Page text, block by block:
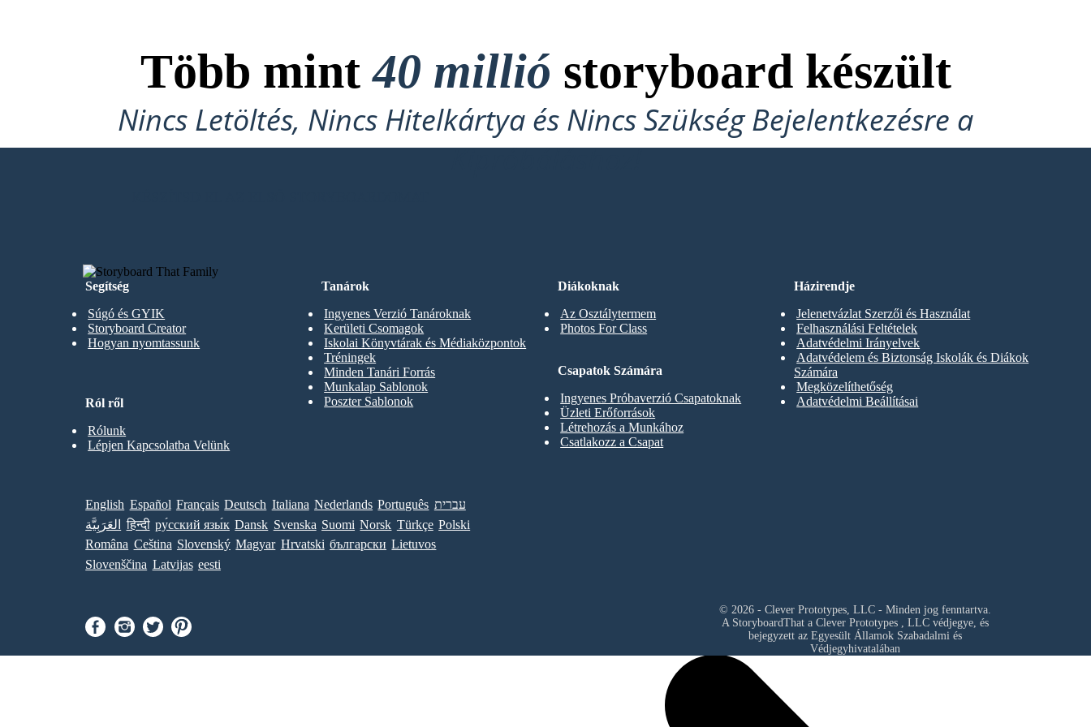
Több mint40 millió storyboard készült
Nincs Letöltés, Nincs Hitelkártya és Nincs Szükség Bejelentkezésre a
Kipróbáláshoz!
Segítség
Súgó és GYIK
Storyboard Creator
Hogyan nyomtassunk
Diákoknak
Az Osztálytermem
Photos For Class
Tanárok
Ingyenes Verzió Tanároknak
Kerületi Csomagok
Iskolai Könyvtárak és Médiaközpontok
Tréningek
Minden Tanári Forrás
Munkalap Sablonok
Poszter Sablonok
Csapatok Számára
Ingyenes Próbaverzió Csapatoknak
Üzleti Erőforrások
Létrehozás a Munkához
Csatlakozz a Csapat
Ról ről
Rólunk
Lépjen Kapcsolatba Velünk
Házirendje
Jelenetvázlat Szerzői és Használat
Felhasználási Feltételek
Adatvédelmi Irányelvek
Adatvédelem és Biztonság Iskolák és Diákok
Számára
Megközelíthetőség
Adatvédelmi Beállításai
English Español Français Deutsch Italiana Nederlands Português עברית
العَرَبِيَّة
हिन्दी ру́сский язы́к Dansk Svenska Suomi Norsk Türkçe Polski
Româna Ceština Slovenský Magyar Hrvatski български Lietuvos
Slovenščina Latvijas eesti
© 2026 - Clever Prototypes, LLC - Minden jog fenntartva.
A StoryboardThat a Clever Prototypes , LLC védjegye, és
bejegyzett az Egyesült Államok Szabadalmi és
Védjegyhivatalában